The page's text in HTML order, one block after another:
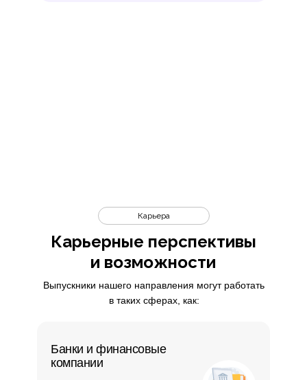
Карьерные перспективы
и возможности
Карьера
Выпускники нашего направления могут работать
в таких сферах, как:
Банки и финансовые
компании